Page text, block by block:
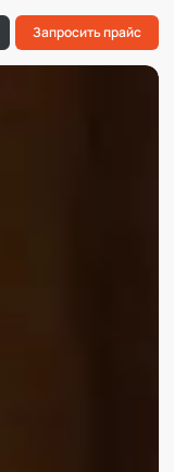
Запросить прайс